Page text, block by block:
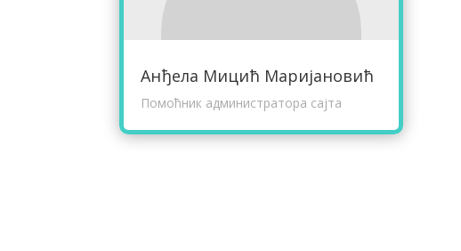
Анђела Мицић Maријановић
Помоћник администратора сајта